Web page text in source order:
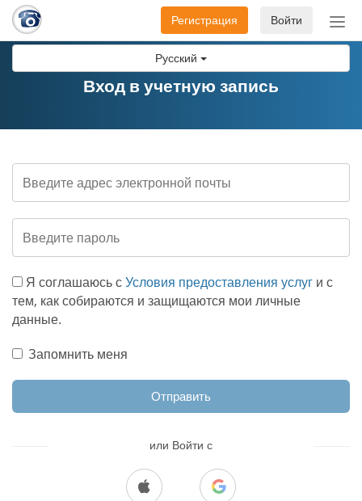
Русский
Войти
Регистрация
Вход в учетную запись
Я соглашаюсь сУсловия предоставления услуг и с
тем, как собираются и защищаются мои личные
данные.
Запомнить меня
Отправить
или Войти с